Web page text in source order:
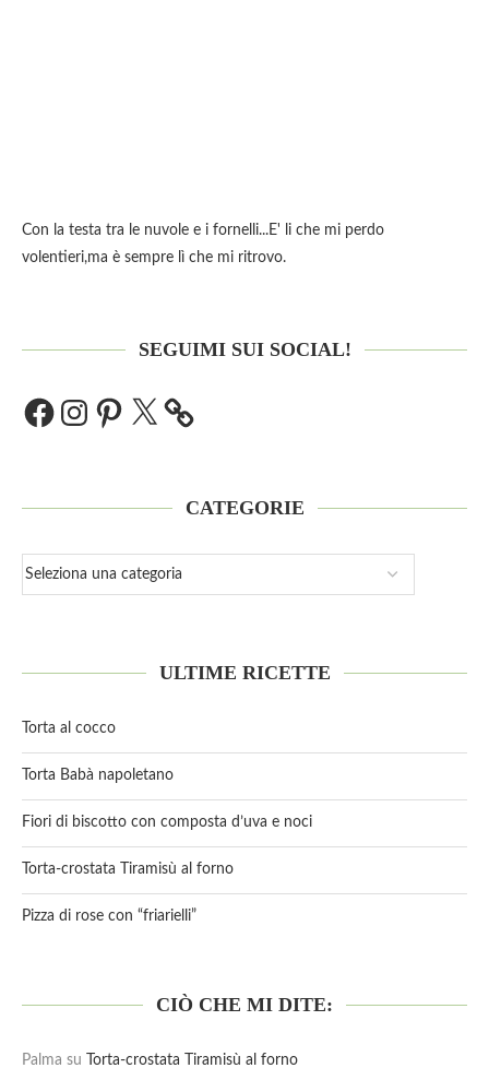
Con la testa tra le nuvole e i fornelli...E' li che mi perdo
volentieri,ma è sempre lì che mi ritrovo.
SEGUIMI SUI SOCIAL!
CATEGORIE
ULTIME RICETTE
Torta al cocco
Torta Babà napoletano
Fiori di biscotto con composta d’uva e noci
Torta-crostata Tiramisù al forno
Pizza di rose con “friarielli”
CIÒ CHE MI DITE:
Palma su Torta-crostata Tiramisù al forno